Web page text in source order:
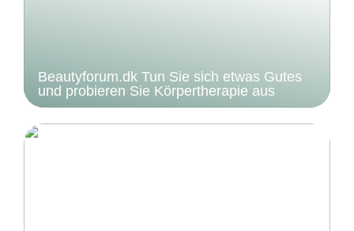
Beautyforum.dk Tun Sie sich etwas Gutes
und probieren Sie Körpertherapie aus